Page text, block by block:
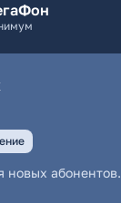
новых абонентов.